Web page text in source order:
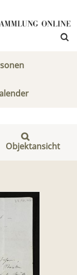
Objektansicht